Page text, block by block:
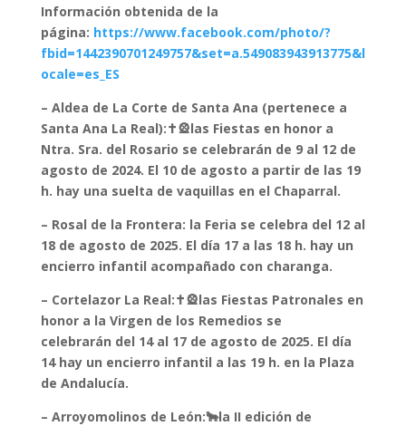
Información obtenida de la
página: https://www.facebook.com/photo/?
fbid=1442390701249757&set=a.549083943913775&l
ocale=es_ES
– Aldea de La Corte de Santa Ana (pertenece a
Santa Ana La Real):✝️🎡las Fiestas en honor a
Ntra. Sra. del Rosario se celebrarán de 9 al 12 de
agosto de 2024. El 10 de agosto a partir de las 19
h. hay una suelta de vaquillas en el Chaparral.
– Rosal de la Frontera: la Feria se celebra del 12 al
18 de agosto de 2025. El día 17 a las 18 h. hay un
encierro infantil acompañado con charanga.
– Cortelazor La Real:✝️🎡las Fiestas Patronales en
honor a la Virgen de los Remedios se
celebrarán del 14 al 17 de agosto de 2025. El día
14 hay un encierro infantil a las 19 h. en la Plaza
de Andalucía.
– Arroyomolinos de León:🐂la II edición de